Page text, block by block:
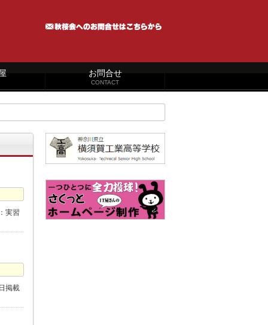
お問合せ
CONTACT
実習
掲載